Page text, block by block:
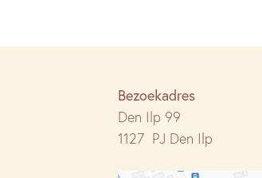
Bezoekadres
Den Ilp 99
1127 PJ Den Ilp